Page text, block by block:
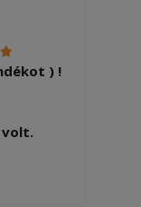
) !
volt.